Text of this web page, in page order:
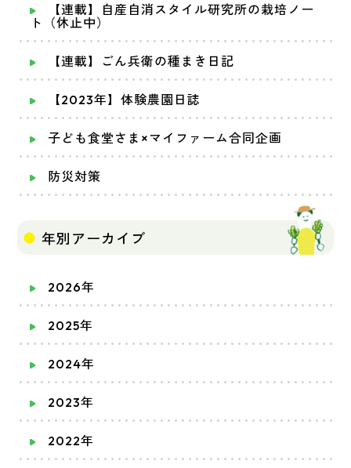
【連載】自産自消スタイル研究所の栽培ノー
ト（休止中）
【連載】ごん兵衛の種まき日記
【2023年】体験農園日誌
子ども食堂さま×マイファーム合同企画
防災対策
年別アーカイブ
2026年
2025年
2024年
2023年
2022年